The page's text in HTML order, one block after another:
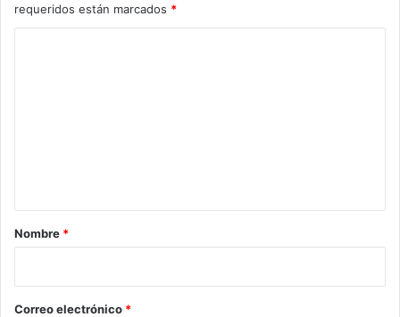
requeridos están marcados *
r
*
Nombre *
Correo electrónico *